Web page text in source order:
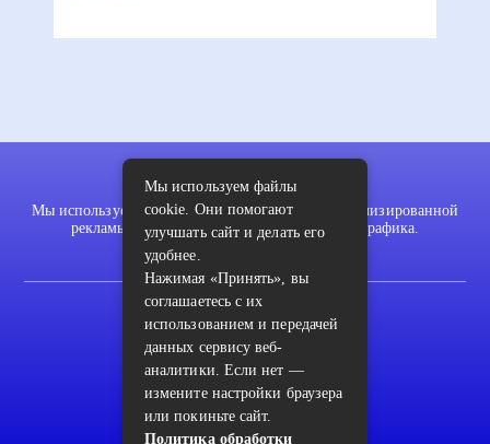
Мы используем файлы cookie для показа персонализированной
рекламы и/или контента и анализа нашего трафика.
Карта сайта
Пользовательское соглашение
Мы используем файлы
cookie. Они помогают
улучшать сайт и делать его
удобнее.
Нажимая «Принять», вы
соглашаетесь с их
использованием и передачей
данных сервису веб-
аналитики. Если нет —
измените настройки браузера
или покиньте сайт.
Политика обработки